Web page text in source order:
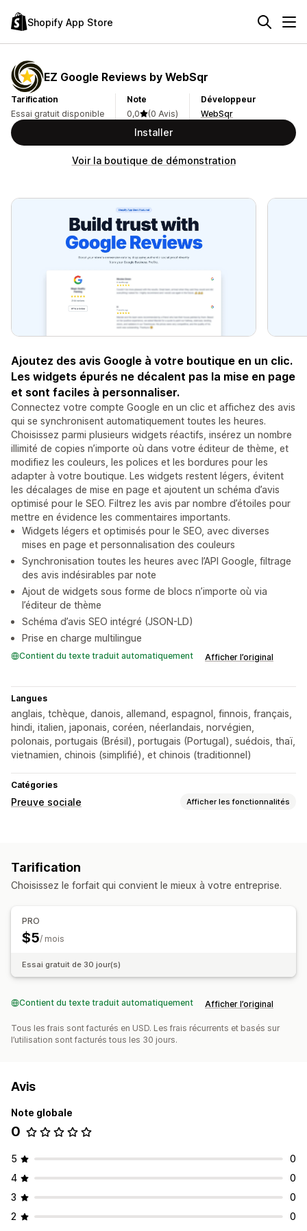
Shopify App Store
EZ Google Reviews by WebSqr
Tarification
Essai gratuit disponible
Note
0,0
(0 Avis)
Développeur
WebSqr
Installer
Voir la boutique de démonstration
Ajoutez des avis Google à votre boutique en un clic.
Les widgets épurés ne décalent pas la mise en page
et sont faciles à personnaliser.
Connectez votre compte Google en un clic et affichez des avis
qui se synchronisent automatiquement toutes les heures.
Choisissez parmi plusieurs widgets réactifs, insérez un nombre
illimité de copies n’importe où dans votre éditeur de thème, et
modifiez les couleurs, les polices et les bordures pour les
adapter à votre boutique. Les widgets restent légers, évitent
les décalages de mise en page et ajoutent un schéma d’avis
optimisé pour le SEO. Filtrez les avis par nombre d’étoiles pour
mettre en évidence les commentaires importants.
Widgets légers et optimisés pour le SEO, avec diverses
mises en page et personnalisation des couleurs
Synchronisation toutes les heures avec l’API Google, filtrage
des avis indésirables par note
Ajout de widgets sous forme de blocs n’importe où via
l’éditeur de thème
Schéma d’avis SEO intégré (JSON-LD)
Prise en charge multilingue
Contient du texte traduit automatiquement Afficher l’original
Langues
anglais, tchèque, danois, allemand, espagnol, finnois, français,
hindi, italien, japonais, coréen, néerlandais, norvégien,
polonais, portugais (Brésil), portugais (Portugal), suédois, thaï,
vietnamien, chinois (simplifié), et chinois (traditionnel)
Catégories
Preuve sociale Afficher les fonctionnalités
Tarification
Choisissez le forfait qui convient le mieux à votre entreprise.
PRO
$5/ mois
Essai gratuit de 30 jour(s)
Contient du texte traduit automatiquement Afficher l’original
Tous les frais sont facturés en USD. Les frais récurrents et basés sur
l’utilisation sont facturés tous les 30 jours.
Avis
Note globale
0
5
0
4
0
3
0
2
0